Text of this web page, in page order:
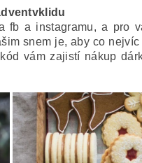
a instagramu, a pro
snem je, aby co
vám zajistí nákup